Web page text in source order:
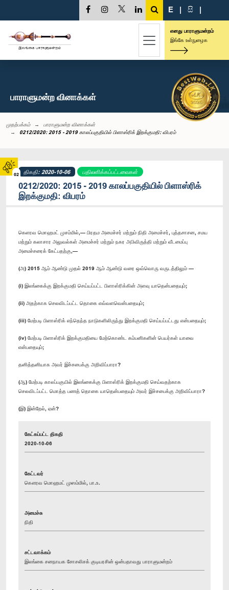
02
E | සි |
எனது பாராளுமன்றம்
இங்கே உள்நுழைக
பாராளுமன்ற வினாக்கள்
முதற்பக்கம்
பாராளுமன்ற வினாக்கள்
0212/2020: 2015 - 2019 காலப்பகுதியில் பிளாஸ்ரிக் இறக்குமதி: விபரம்
திகதி: 2020-10-06 பதிலளிக்கப்பட்டவைகள்
0212/2020: 2015 - 2019 காலப்பகுதியில் பிளாஸ்ரிக்
இறக்குமதி: விபரம்
கெளரவ மொஹமட் முசம்மில்,— பிரதம அமைச்சர் மற்றும் நிதி அமைச்சர், புத்தசாசன, சமய
மற்றும் கலாசார அலுவல்கள் அமைச்சர் மற்றும் நகர அபிவிருத்தி மற்றும் வீடமைப்பு
அமைச்சரைக் கேட்பதற்கு,—
(அ) 2015 ஆம் ஆண்டு முதல் 2019 ஆம் ஆண்டு வரை ஒவ்வொரு வருடத்திலும் —
(i) இலங்கைக்கு இறக்குமதி செய்யப்பட்ட பிளாஸ்ரிக்கின் அளவு யாதென்பதையும்;
(ii) அதற்காக செலவிடப்பட்ட தொகை எவ்வளவென்பதையும்;
(iii) மேற்படி பிளாஸ்ரிக் எந்தெந்த நாடுகளிலிருந்து இறக்குமதி செய்யப்பட்டது என்பதையும்;
(iv) மேற்படி பிளாஸ்ரிக் இறக்குமதியை மேற்கொண்ட கம்பனிகளின் பெயர்கள் யாவை
என்பதையும்;
தனித்தனியாக அவர் இச்சபைக்கு அறிவிப்பாரா?
(ஆ) மேற்படி காலப்பகுயில் இலங்கைக்கு பிளாஸ்ரிக் இறக்குமதி செய்வதற்காக
செலவிடப்பட்ட மொத்த பணத் தொகை யாதென்பதையும் அவர் இச்சபைக்கு அறிவிப்பாரா?
(இ) இன்றேல், ஏன்?
கேட்கப்பட்ட திகதி
2020-10-06
கேட்டவர்
கௌரவ மொஹமட் முஸம்மில், பா.உ.
அமைச்சு
நிதி
சட்டவாக்கம்
இலங்கை சனநாயக சோசலிசக் குடியரசின் ஒன்பதாவது பாராளுமன்றம்